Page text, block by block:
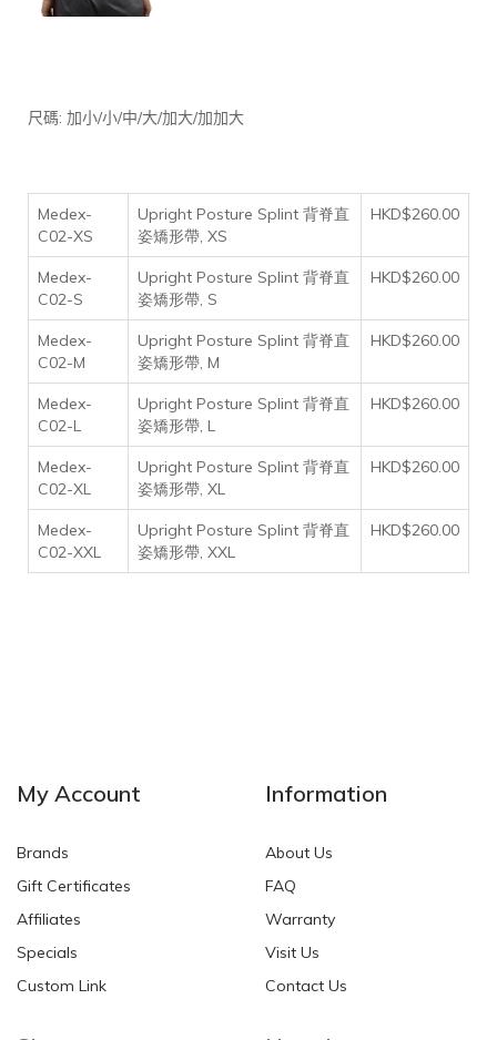
尺碼: 加小/小/中/大/加大/加加大
Medex-
C02-XS
Upright Posture Splint 背脊直
姿矯形帶, XS
HKD$260.00
Medex-
C02-S
Upright Posture Splint 背脊直
姿矯形帶, S
HKD$260.00
Medex-
C02-M
Upright Posture Splint 背脊直
姿矯形帶, M
HKD$260.00
Medex-
C02-L
Upright Posture Splint 背脊直
姿矯形帶, L
HKD$260.00
Medex-
C02-XL
Upright Posture Splint 背脊直
姿矯形帶, XL
HKD$260.00
Medex-
C02-XXL
Upright Posture Splint 背脊直
姿矯形帶, XXL
HKD$260.00
My Account
Brands
Gift Certificates
Affiliates
Specials
Custom Link
Information
About Us
FAQ
Warranty
Visit Us
Contact Us